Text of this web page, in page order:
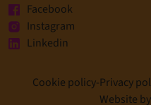
Facebook
Instagram
Linkedin
Cookie policy-Privacy
Website